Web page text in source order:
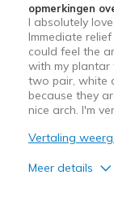
opmerkingen
I absolutely
Immediate
could feel the
with my plantar
two pair, white
because they
nice arch. I'm
Vertaling
Meer details